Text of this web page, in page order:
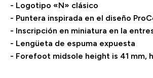
- Logotipo «N» clásico
- Puntera inspirada en el diseño
- Inscripción en miniatura en la
- Lengüeta de espuma expuesta
- Forefoot midsole height is 41 mm,